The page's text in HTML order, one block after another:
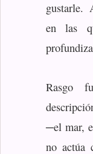
gustarle.
en las
Rasgo
─el mar,
no actúa